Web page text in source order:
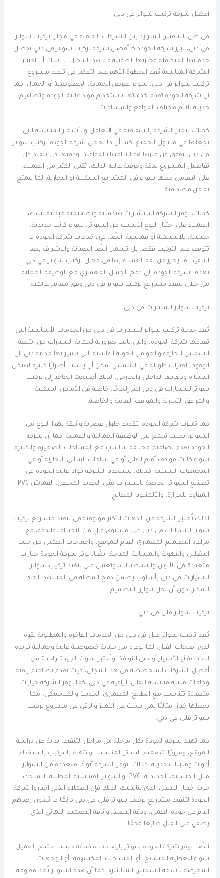
أفضل شركة تركيب سواتر في دبي
في ظل التنافس المتزايد بين الشركات العاملة في مجال تركيب سواتر
في دبي، تبرز شركة الجودة كـ أفضل شركة تركيب سواتر في دبي بفضل
خدماتها المتكاملة وخبرتها الطويلة في هذا المجال. لا شك أن اختيار
الشركة المناسبة يُعد الخطوة الأهم عند التفكير في تنفيذ مشروع
تركيب سواتر في دبي، سواء لغرض الحماية، الخصوصية أو الجمال. كما
أن شركة الجودة تقدم خدماتها باستخدام مواد عالية الجودة وتصاميم
حديثة تلائم مختلف المواقع والمساحات.
كذلك، تتميز الشركة بالشفافية في التعامل والأسعار المناسبة التي
تجعلها في متناول الجميع. كما أن ما يجعل شركة الجودة تركيب سواتر
في دبي تتفوق عن غيرها هو التزامها بالمواعيد، ودقتها في تنفيذ كل
تفاصيل المشروع بدقة وحرفية عالية. لذلك، يُقبل الكثير من العملاء
على التعامل معها سواء في المشاريع السكنية أو التجارية، لما تتمتع
به من مصداقية.
كذلك، توفر الشركة استشارات هندسية وتصميمية مبدئية تساعد
العملاء على اختيار النوع الأنسب من السواتر، سواء كانت حديدية،
خشبية، بلاستيكية أو قماشية. أيضًا، فإن خدمات شركة الجودة لا
تتوقف عند التركيب فقط، بل تشمل أيضًا الصيانة والإشراف بعد
التنفيذ، ما يعزز من ثقة العملاء بها في مجال تركيب سواتر في دبي.
تهدف شركة الجودة إلى دمج الجمال المعماري مع الوظيفة العملية
من خلال تنفيذ مشاريع تركيب سواتر في دبي وفق معايير عالمية.
تركيب سواتر للسيارات في دبي
تُعد خدمة تركيب سواتر للسيارات في دبي من الخدمات الأساسية التي
تقدمها شركة الجودة، والتي باتت ضرورية لحماية السيارات من أشعة
الشمس الحارقة والعوامل الجوية القاسية التي تتميز بها مدينة دبي. إن
الوقوف لفترات طويلة في الشمس يمكن أن يسبب أضرارًا كبيرة لهيكل
السيارة ودهانها الداخلي والخارجي، لذلك أصبحت الحاجة إلى تركيب
سواتر للسيارات في دبي أكثر إلحاحًا، خاصة في الأماكن السكنية
والمرافق التجارية والمواقف العامة والخاصة.
كما تميزت شركة الجودة بتقديم حلول عصرية وأنيقة لهذا النوع من
السواتر، بحيث تجمع بين الوظيفة الجمالية والعملية. كما أن شركة
الجودة تقدم تصاميم مختلفة تتناسب مع المساحات الصغيرة والكبيرة،
سواء كانت مواقف أمام الفلل أو في ساحات المباني التجارية أو في
المجمعات السكنية. كذلك، تستخدم الشركة مواد عالية الجودة في
تصنيع السواتر الخاصة بالسيارات مثل الحديد المجلفن، القماش PVC
المقاوم للحرارة، والألمنيوم المعالج.
لذلك تُعتبر الشركة من الجهات الأكثر موثوقية في تنفيذ مشاريع تركيب
سواتر للسيارات في دبي على مستوى عالٍ من الاحتراف والدقة، مع
مراعاة التصميم المعماري العام للموقع، واحتياجات العميل من حيث
التظليل والتهوية والمساحة المتاحة. أيضًا، توفر شركة الجودة خيارات
متعددة في الألوان والتشطيبات، وتعمل على تنفيذ تركيب سواتر
للسيارات في دبي بأسلوب يضمن دمج المظلة في المشهد العام
للمكان دون أن تخل بتوازن التصميم.
تركيب سواتر فلل في دبي
يُعد تركيب سواتر فلل في دبي من الخدمات الفاخرة والمطلوبة بقوة
لدى أصحاب الفلل، لما توفره من حماية خصوصية عالية وجمالية فريدة
للحديقة أو الأسوار أو حتى النوافذ. وتُعتبر شركة الجودة واحدة من
أفضل الشركات المتخصصة في هذا المجال، حيث تقدم تصاميم راقية
وخامات متينة مناسبة للفلل الراقية في دبي. كما توفر الشركة خيارات
متعددة تتناسب مع الطابع المعماري الحديث والكلاسيكي، مما
يجعلها خيارًا مثاليًا لمن يبحث عن التميز والرقي في مشروع تركيب
سواتر فلل في دبي.
كما تهتم شركة الجودة بكل مرحلة من مراحل التنفيذ، بداية من دراسة
الموقع، ومرورًا بتصميم الساتر المناسب، وانتهاءً بالتركيب باستخدام
أدوات ومثبتات حديثة. كذلك، توفر الشركة أنواعًا متعددة من السواتر
مثل الخشبية، الحديدية، PVC، والسواتر القماشية المظللة، لتمنحك
حرية اختيار الشكل الذي يناسبك. لذلك فإن العملاء الذين اختاروا شركة
الجودة لتنفيذ مشاريع تركيب سواتر فلل في دبي دائمًا ما يُبدون رضاهم
التام عن جودة العمل، ودقة التنفيذ، وأناقة التصميم النهائي الذي
يضفي على الفلل طابعًا فخمًا.
أيضًا، توفر شركة الجودة سواتر بارتفاعات مختلفة حسب احتياج العميل،
سواء لتغطية المسابح، أو المساحات المكشوفة، أو الواجهات
المعرضة لأشعة الشمس المباشرة. كما أن هذه السواتر تُعد مقاومة